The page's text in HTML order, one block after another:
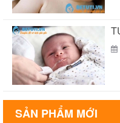
SẢN PHẨM MỚI